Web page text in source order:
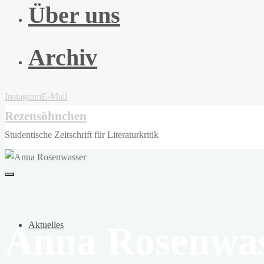
Über uns
Archiv
InstagramE-Mail
Rezensöhnchen
Studentische Zeitschrift für Literaturkritik
Aktuelles
Anna